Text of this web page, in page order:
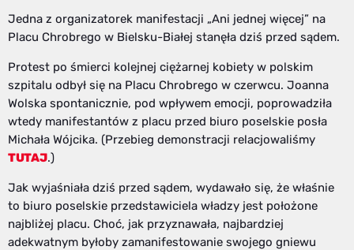
Jedna z organizatorek manifestacji „Ani jednej więcej” na
Placu Chrobrego w Bielsku-Białej stanęła dziś przed sądem.
Protest po śmierci kolejnej ciężarnej kobiety w polskim
szpitalu odbył się na Placu Chrobrego w czerwcu. Joanna
Wolska spontanicznie, pod wpływem emocji, poprowadziła
wtedy manifestantów z placu przed biuro poselskie posła
Michała Wójcika. (Przebieg demonstracji relacjowaliśmy
TUTAJ.)
Jak wyjaśniała dziś przed sądem, wydawało się, że właśnie
to biuro poselskie przedstawiciela władzy jest położone
najbliżej placu. Choć, jak przyznawała, najbardziej
adekwatnym byłoby zamanifestowanie swojego gniewu